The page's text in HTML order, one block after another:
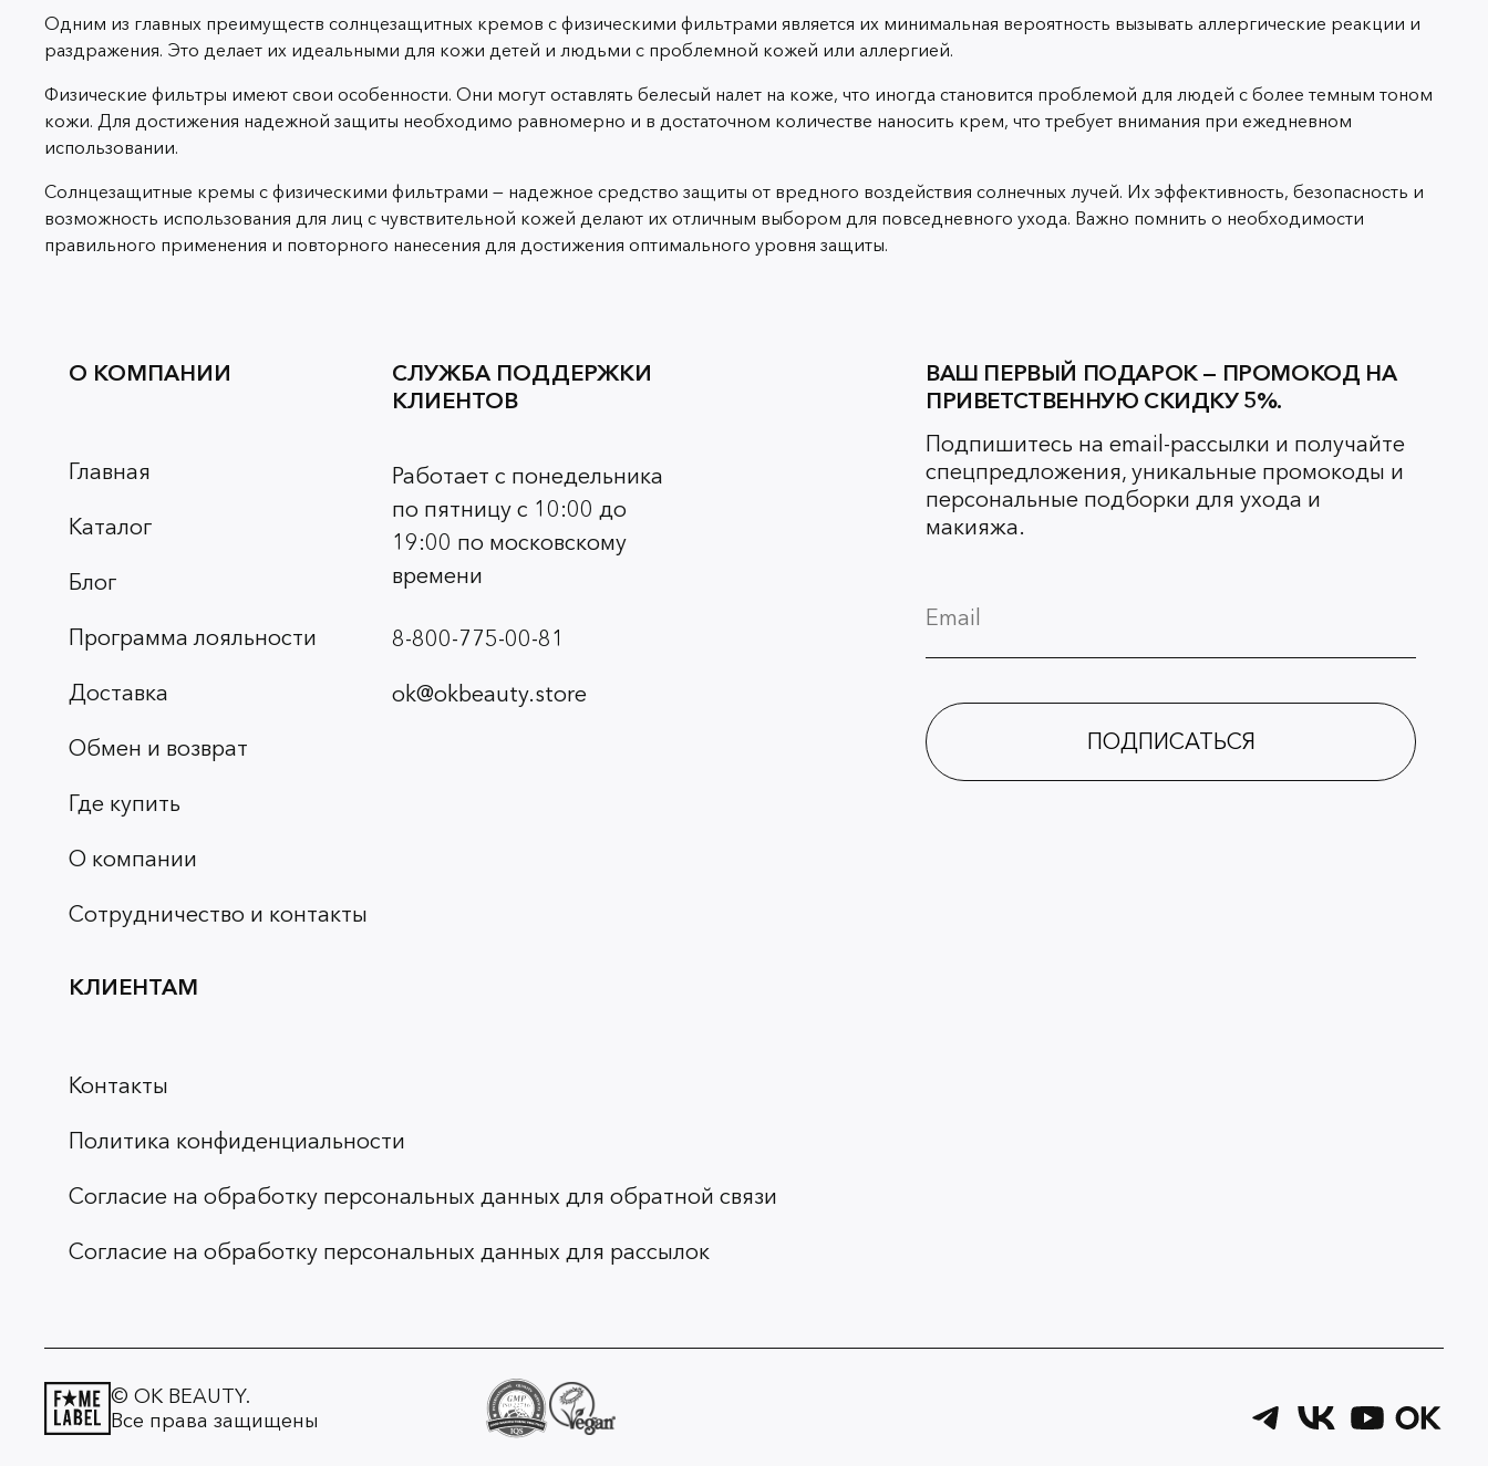
Одним из главных преимуществ солнцезащитных кремов с физическими фильтрами является их минимальная вероятность вызывать аллергические реакции и
раздражения. Это делает их идеальными для кожи детей и людьми с проблемной кожей или аллергией.
Физические фильтры имеют свои особенности. Они могут оставлять белесый налет на коже, что иногда становится проблемой для людей с более темным тоном
кожи. Для достижения надежной защиты необходимо равномерно и в достаточном количестве наносить крем, что требует внимания при ежедневном
использовании.
Солнцезащитные кремы с физическими фильтрами — надежное средство защиты от вредного воздействия солнечных лучей. Их эффективность, безопасность и
возможность использования для лиц с чувствительной кожей делают их отличным выбором для повседневного ухода. Важно помнить о необходимости
правильного применения и повторного нанесения для достижения оптимального уровня защиты.
О КОМПАНИИ
Главная
Каталог
Блог
Программа лояльности
Доставка
Обмен и возврат
Где купить
О компании
Сотрудничество и контакты
КЛИЕНТАМ
Контакты
Политика конфиденциальности
Согласие на обработку персональных данных для обратной связи
Согласие на обработку персональных данных для рассылок
СЛУЖБА ПОДДЕРЖКИ
КЛИЕНТОВ
Работает с понедельника
по пятницу с 10:00 до
19:00 по московскому
времени
8-800-775-00-81
ok@okbeauty.store
ВАШ ПЕРВЫЙ ПОДАРОК — ПРОМОКОД НА
ПРИВЕТСТВЕННУЮ СКИДКУ 5%.
Подпишитесь на email-рассылки и получайте
спецпредложения, уникальные промокоды и
персональные подборки для ухода и
макияжа.
ПОДПИСАТЬСЯ
© OK BEAUTY.
Все права защищены